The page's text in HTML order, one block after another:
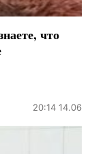
что
20:14 14.06